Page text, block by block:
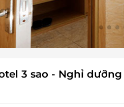
3 sao - Nghỉ